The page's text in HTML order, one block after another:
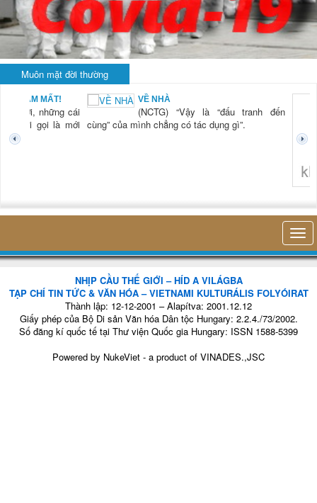
Muôn mặt đời thường
VỀ NHÀ
(NCTG) “Vậy là “đấu tranh đến
mình chẳng có tác dụng gì”.
NHỊP CẦU THẾ GIỚI – HÍD A VILÁGBA
TẠP CHÍ TIN TỨC & VĂN HÓA – VIETNAMI KULTURÁLIS FOLYÓIRAT
Thành lập: 12-12-2001 – Alapítva: 2001.12.12
Giấy phép của Bộ Di sản Văn hóa Dân tộc Hungary: 2.2.4./73/2002.
Số đăng kí quốc tế tại Thư viện Quốc gia Hungary: ISSN 1588-5399
Powered by NukeViet - a product of VINADES.,JSC